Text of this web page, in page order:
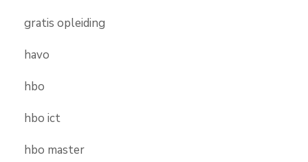
gratis opleiding
havo
hbo
hbo ict
hbo master